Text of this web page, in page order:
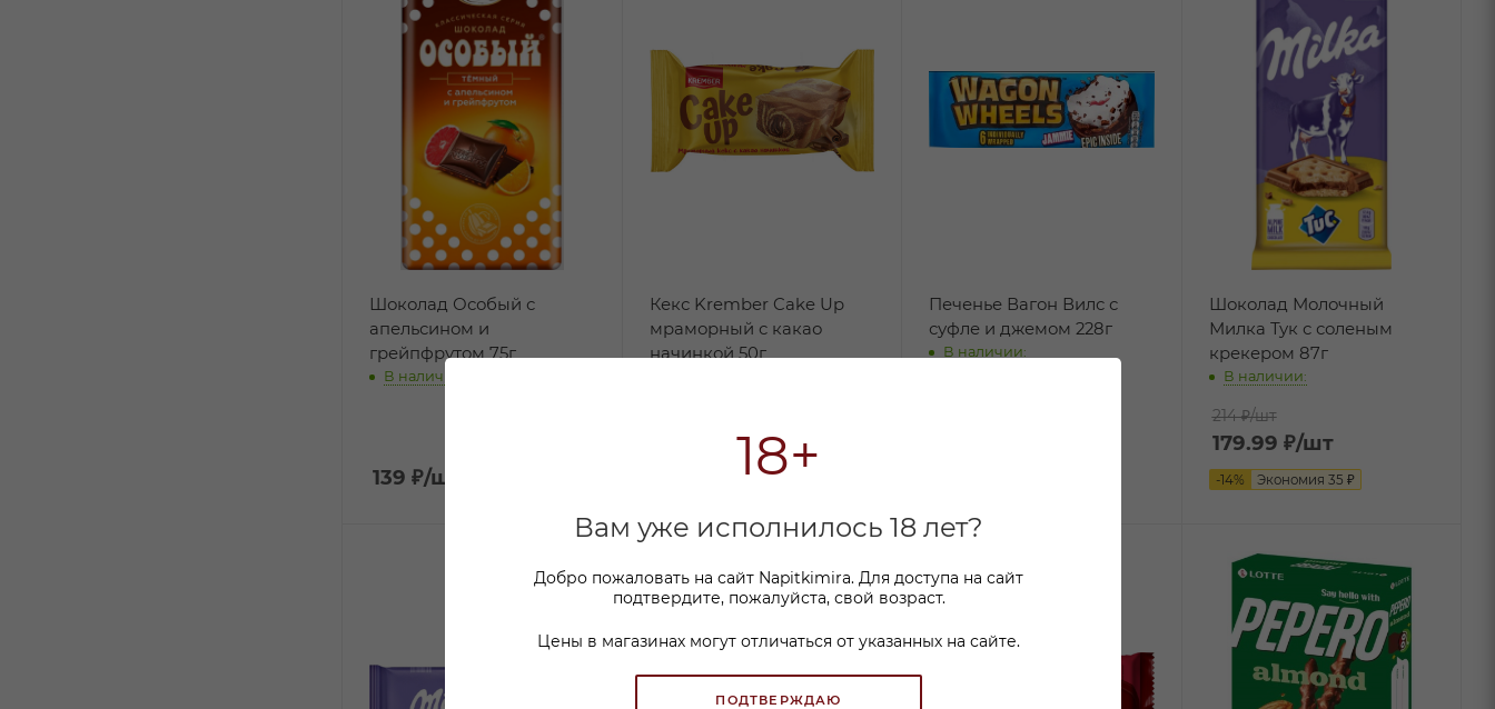
18+
Вам уже исполнилось 18 лет?
Добро пожаловать на сайт Napitkimira. Для доступа на сайт
подтвердите, пожалуйста, свой возраст.
Цены в магазинах могут отличаться от указанных на сайте.
ПОДТВЕРЖДАЮ
Шоколад Особый с
апельсином и
грейпфрутом 75г
В наличии:
139 ₽/шт
Кекс Krember Cake Up
мраморный с какао
начинкой 50г
Печенье Вагон Вилс с
суфле и джемом 228г
В наличии:
Шоколад Молочный
Милка Тук с соленым
крекером 87г
В наличии:
214 ₽/шт
179.99 ₽/шт
-14% Экономия 35 ₽